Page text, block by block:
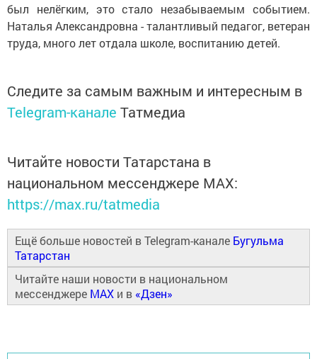
был нелёгким, это стало незабываемым событием.
Наталья Александровна - талантливый педагог, ветеран
труда, много лет отдала школе, воспитанию детей.
Следите за самым важным и интересным в
Telegram-канале Татмедиа
Читайте новости Татарстана в
национальном мессенджере MАХ:
https://max.ru/tatmedia
Ещё больше новостей в Telegram-канале Бугульма
Татарстан
Читайте наши новости в национальном
мессенджере MAX и в «Дзен»